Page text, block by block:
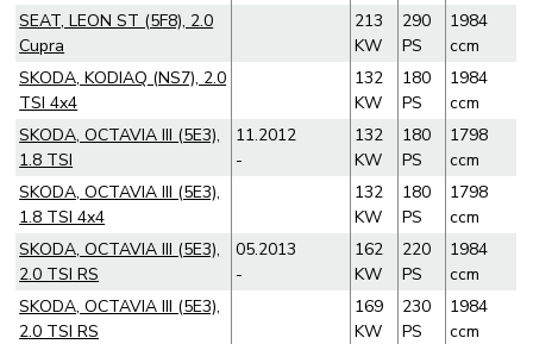
SEAT, LEON ST (5F8), 2.0
Cupra
213
KW
290
PS
1984
ccm
SKODA, KODIAQ (NS7), 2.0
TSI 4x4
132
KW
180
PS
1984
ccm
SKODA, OCTAVIA III (5E3),
1.8 TSI
11.2012
-
132
KW
180
PS
1798
ccm
SKODA, OCTAVIA III (5E3),
1.8 TSI 4x4
132
KW
180
PS
1798
ccm
SKODA, OCTAVIA III (5E3),
2.0 TSI RS
05.2013
-
162
KW
220
PS
1984
ccm
SKODA, OCTAVIA III (5E3),
2.0 TSI RS
169
KW
230
PS
1984
ccm